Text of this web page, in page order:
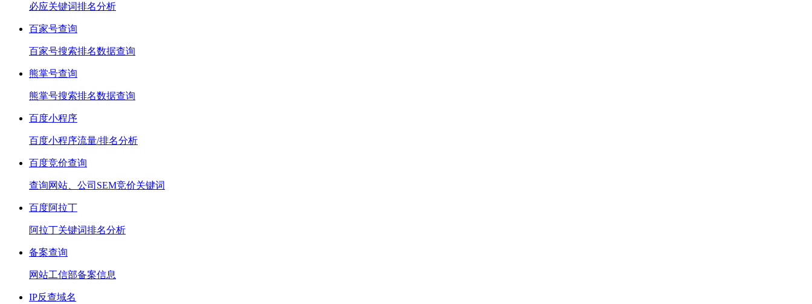
必应关键词排名分析
百家号查询
百家号搜索排名数据查询
熊掌号查询
熊掌号搜索排名数据查询
百度小程序
百度小程序流量/排名分析
百度竞价查询
查询网站、公司SEM竞价关键词
百度阿拉丁
阿拉丁关键词排名分析
备案查询
网站工信部备案信息
IP反查域名